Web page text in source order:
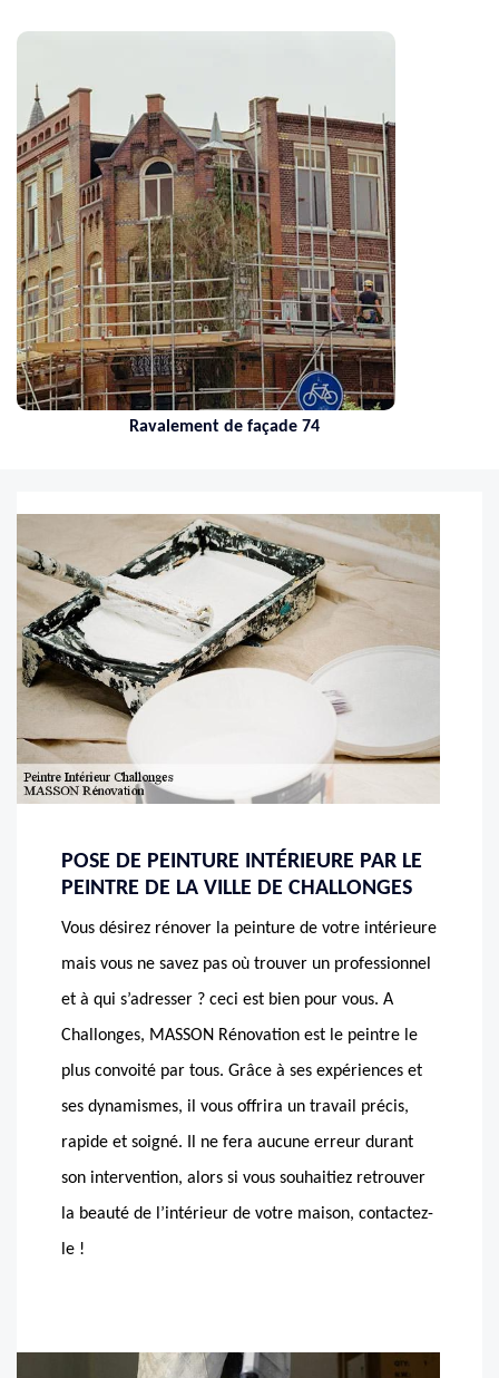
Ravalement de façade 74
POSE DE PEINTURE INTÉRIEURE PAR LE
PEINTRE DE LA VILLE DE CHALLONGES
Vous désirez rénover la peinture de votre intérieure
mais vous ne savez pas où trouver un professionnel
et à qui s’adresser ? ceci est bien pour vous. A
Challonges, MASSON Rénovation est le peintre le
plus convoité par tous. Grâce à ses expériences et
ses dynamismes, il vous offrira un travail précis,
rapide et soigné. Il ne fera aucune erreur durant
son intervention, alors si vous souhaitiez retrouver
la beauté de l’intérieur de votre maison, contactez-
le !